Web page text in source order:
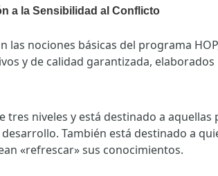
a la Sensibilidad al Conflicto
nociones básicas del programa
y de calidad garantizada,
tres niveles y está destinado a
También está destinado a
«refrescar» sus conocimientos.